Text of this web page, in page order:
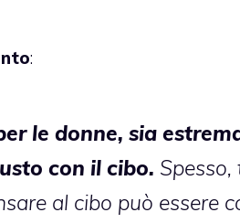
:
le donne, sia
con il cibo.
al cibo può essere